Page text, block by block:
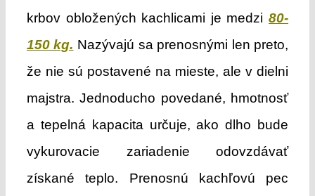
krbov obložených kachlicami je medzi80-
150 kg. Nazývajú sa prenosnými len preto,
že nie sú postavené na mieste, ale v dielni
majstra. Jednoducho povedané, hmotnosť
a tepelná kapacita určuje, ako dlho bude
vykurovacie zariadenie odovzdávať
získané teplo. Prenosnú kachľovú pec